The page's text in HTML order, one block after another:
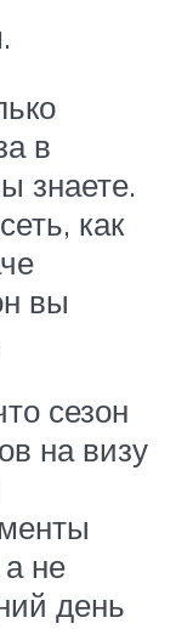
в
знаете.
как
вы
сезон
на визу
а не
день